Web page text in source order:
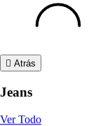
Atrás
Jeans
Ver Todo